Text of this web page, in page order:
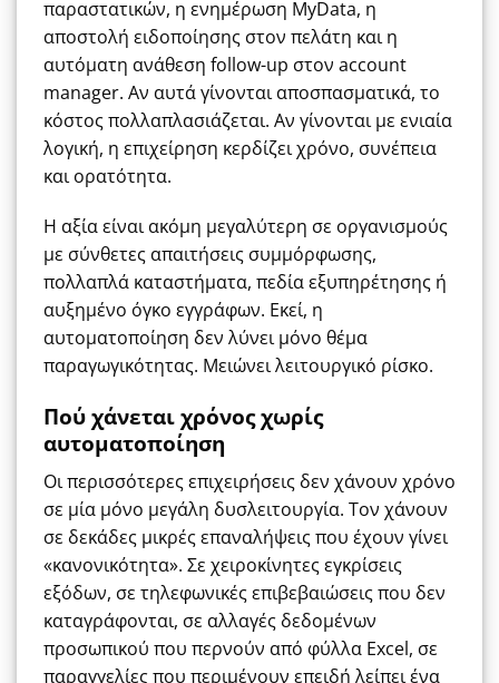
παραστατικών, η ενημέρωση MyData, η
αποστολή ειδοποίησης στον πελάτη και η
αυτόματη ανάθεση follow-up στον account
manager. Αν αυτά γίνονται αποσπασματικά, το
κόστος πολλαπλασιάζεται. Αν γίνονται με ενιαία
λογική, η επιχείρηση κερδίζει χρόνο, συνέπεια
και ορατότητα.
Η αξία είναι ακόμη μεγαλύτερη σε οργανισμούς
με σύνθετες απαιτήσεις συμμόρφωσης,
πολλαπλά καταστήματα, πεδία εξυπηρέτησης ή
αυξημένο όγκο εγγράφων. Εκεί, η
αυτοματοποίηση δεν λύνει μόνο θέμα
παραγωγικότητας. Μειώνει λειτουργικό ρίσκο.
Πού χάνεται χρόνος χωρίς
αυτοματοποίηση
Οι περισσότερες επιχειρήσεις δεν χάνουν χρόνο
σε μία μόνο μεγάλη δυσλειτουργία. Τον χάνουν
σε δεκάδες μικρές επαναλήψεις που έχουν γίνει
«κανονικότητα». Σε χειροκίνητες εγκρίσεις
εξόδων, σε τηλεφωνικές επιβεβαιώσεις που δεν
καταγράφονται, σε αλλαγές δεδομένων
προσωπικού που περνούν από φύλλα Excel, σε
παραγγελίες που περιμένουν επειδή λείπει ένα